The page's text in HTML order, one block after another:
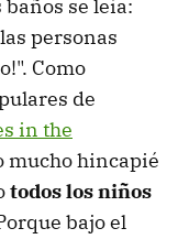
baños se leía:
personas
Como
de
in the
mucho hincapié
todos los niños
bajo el